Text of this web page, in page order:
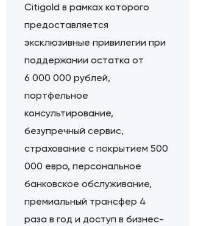
Citigold в рамках которого
предоставляется
эксклюзивные привилегии при
поддержании остатка от
6 000 000 рублей,
портфельное
консультирование,
безупречный сервис,
страхование с покрытием 500
000 евро, персональное
банковское обслуживание,
премиальный трансфер 4
раза в год и доступ в бизнес-